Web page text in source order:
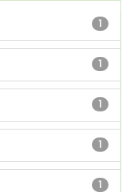
1
1
1
1
1